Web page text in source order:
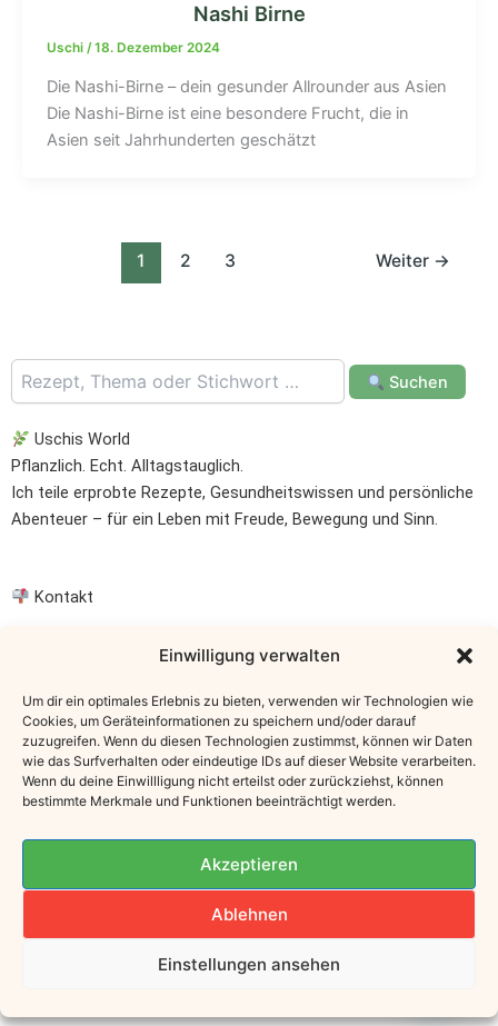
Einwilligung verwalten
Um dir ein optimales Erlebnis zu bieten, verwenden wir Technologien wie
Cookies, um Geräteinformationen zu speichern und/oder darauf
zuzugreifen. Wenn du diesen Technologien zustimmst, können wir Daten
wie das Surfverhalten oder eindeutige IDs auf dieser Website verarbeiten.
Wenn du deine Einwillligung nicht erteilst oder zurückziehst, können
bestimmte Merkmale und Funktionen beeinträchtigt werden.
Akzeptieren
Ablehnen
Einstellungen ansehen
Nashi Birne
Uschi /18. Dezember 2024
Die Nashi-Birne – dein gesunder Allrounder aus Asien
Die Nashi-Birne ist eine besondere Frucht, die in
Asien seit Jahrhunderten geschätzt
1 2 3 Weiter →
Suchen
Uschis World
Pflanzlich. Echt. Alltagstauglich.
Ich teile erprobte Rezepte, Gesundheitswissen und persönliche
Abenteuer – für ein Leben mit Freude, Bewegung und Sinn.
Kontakt
E-Mail: info@uschis-world.at
Instagram: @uschifinster
Newsletter
„Hol dir Inspiration für Alltag & Küche –
Hier eintragen
© 2025 Uschis World